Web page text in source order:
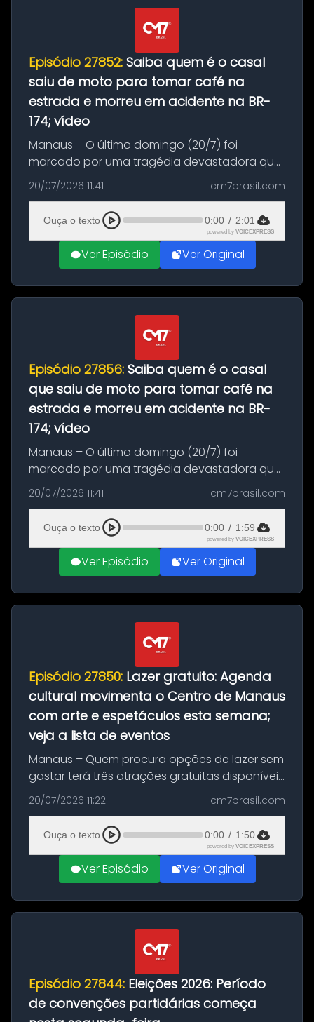
Episódio 27852: Saiba quem é o casal
saiu de moto para tomar café na
estrada e morreu em acidente na BR-
174; vídeo
Manaus – O último domingo (20/7) foi
marcado por uma tragédia devastadora que
resultou na morte precoce de dois jovens na
BR-174, na zona rural de Manaus. Um passeio
com destino a um típico café regio...
20/07/2026 11:41 cm7brasil.com
Ouça o texto 0:00 / 2:01
powered by VOICEXPRESS
Ver Episódio Ver Original
Episódio 27856: Saiba quem é o casal
que saiu de moto para tomar café na
estrada e morreu em acidente na BR-
174; vídeo
Manaus – O último domingo (20/7) foi
marcado por uma tragédia devastadora que
resultou na morte precoce de dois jovens na
BR-174, na zona rural de Manaus. Um passeio
com destino a um típico café regio...
20/07/2026 11:41 cm7brasil.com
Ouça o texto 0:00 / 1:59
powered by VOICEXPRESS
Ver Episódio Ver Original
Episódio 27850: Lazer gratuito: Agenda
cultural movimenta o Centro de Manaus
com arte e espetáculos esta semana;
veja a lista de eventos
Manaus – Quem procura opções de lazer sem
gastar terá três atrações gratuitas disponíveis
entre esta segunda-feira (20) e quinta-feira
(23). A programação inclui uma exposição
dedicada à história das ...
20/07/2026 11:22 cm7brasil.com
Ouça o texto 0:00 / 1:50
powered by VOICEXPRESS
Ver Episódio Ver Original
Episódio 27844: Eleições 2026: Período
de convenções partidárias começa